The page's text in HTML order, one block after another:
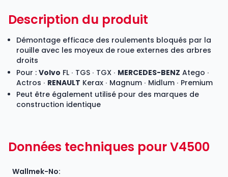
Description du produit
Démontage efficace des roulements bloqués par la
rouille avec les moyeux de roue externes des arbres
droits
Pour : Volvo FL ∙ TGS ∙ TGX ∙ MERCEDES-BENZ Atego ∙
Actros ∙ RENAULT Kerax ∙ Magnum ∙ Midlum ∙ Premium
Peut être également utilisé pour des marques de
construction identique
Données techniques pour V4500
Wallmek-No: